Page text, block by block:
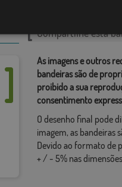
Compartilhe esta
As imagens e outros
bandeiras são de
proibido a sua
consentimento
O desenho final pode
imagem, as bandeiras
Devido ao formato de
+ / - 5% nas